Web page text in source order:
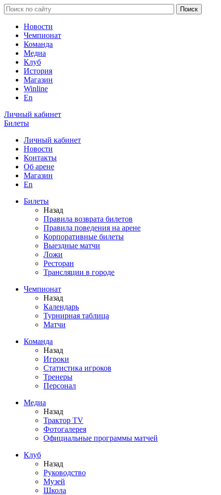
Новости
Чемпионат
Команда
Медиа
Клуб
История
Магазин
Winline
En
Личный кабинет
Билеты
Личный кабинет
Новости
Контакты
Об арене
Магазин
En
Билеты
Назад
Правила возврата билетов
Правила поведения на арене
Корпоративные билеты
Выездные матчи
Ложи
Ресторан
Трансляции в городе
Чемпионат
Назад
Календарь
Турнирная таблица
Матчи
Команда
Назад
Игроки
Статистика игроков
Тренеры
Персонал
Медиа
Назад
Трактор TV
Фотогалерея
Официальные программы матчей
Клуб
Назад
Руководство
Музей
Школа